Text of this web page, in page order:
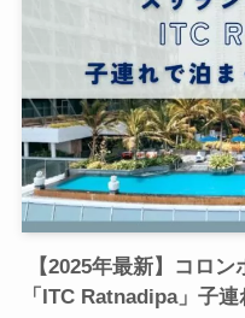
【2025年最新】コロ
「ITC Ratnadipa」子